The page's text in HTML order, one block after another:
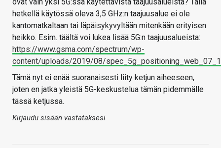
hetkellä käytössä oleva 3,5 GHz:n taajuusalue ei ole
kantomatkaltaan tai läpäisykyvyltään mitenkään erityisen
heikko. Esim. täältä voi lukea lisää 5G:n taajuusalueista:
https://www.gsma.com/spectrum/wp-
content/uploads/2019/08/
Tämä nyt ei enää suoranaisesti liity ketjun aiheeseen,
joten en jatka yleistä 5G-keskustelua tämän pidemmälle
tässä ketjussa.
Kirjaudu sisään vastataksesi